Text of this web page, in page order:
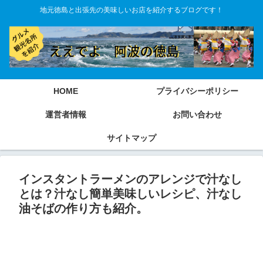
地元徳島と出張先の美味しいお店を紹介するブログです！
HOME プライバシーポリシー
運営者情報 お問い合わせ
サイトマップ
インスタントラーメンのアレンジで汁なし
とは？汁なし簡単美味しいレシピ、汁なし
油そばの作り方も紹介。